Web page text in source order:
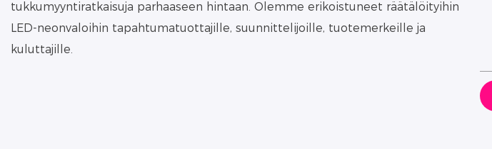
tukkumyyntiratkaisuja parhaaseen hintaan. Olemme erikoistuneet räätälöityihin
LED-neonvaloihin tapahtumatuottajille, suunnittelijoille, tuotemerkeille ja
kuluttajille.